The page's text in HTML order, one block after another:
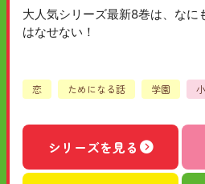
大人気シリーズ最新8巻は、なに
はなせない！
恋 ためになる話 学園
シリーズを見る